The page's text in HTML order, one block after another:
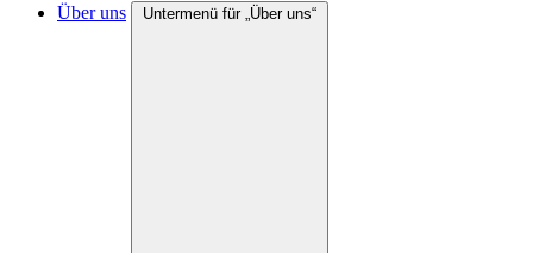
Über uns Untermenü für „Über uns“